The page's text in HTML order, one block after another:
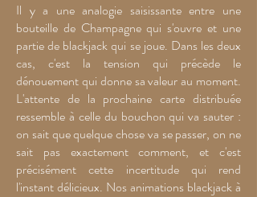
Il y a une analogie saisissante entre une
bouteille de Champagne qui s'ouvre et une
partie de blackjack qui se joue. Dans les deux
cas, c'est la tension qui précède le
dénouement qui donne sa valeur au moment.
L'attente de la prochaine carte distribuée
ressemble à celle du bouchon qui va sauter :
on sait que quelque chose va se passer, on ne
sait pas exactement comment, et c'est
précisément cette incertitude qui rend
l'instant délicieux. Nos animations blackjack à